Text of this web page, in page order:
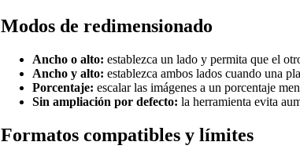
Modos de redimensionado
Ancho o alto: establezca un lado y permita que el
Ancho y alto: establezca ambos lados cuando una
Porcentaje: escalar las imágenes a un porcentaje
Sin ampliación por defecto: la herramienta evita
Formatos compatibles y límites